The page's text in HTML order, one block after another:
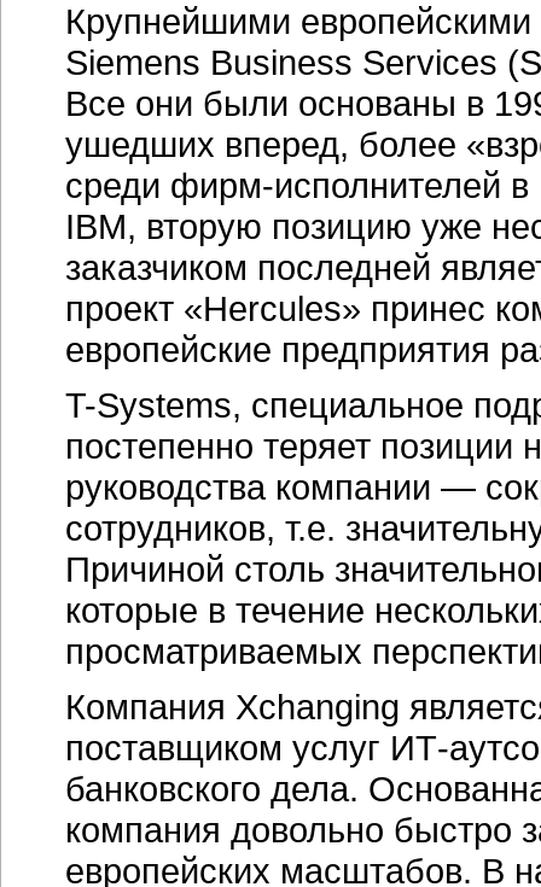
Крупнейшими
Siemens Business Services
Все они были основаны в
ушедших вперед, более
среди фирм-исполнителей в
IBM, вторую позицию уже
заказчиком последней
проект «Hercules» принес
европейские предприятия
T-Systems, специальное
постепенно теряет
руководства компании —
сотрудников, т.е.
Причиной столь
которые в течение
просматриваемых
Компания Xchanging
поставщиком услуг ИТ-
банковского дела.
компания довольно быстро
европейских масштабов. В